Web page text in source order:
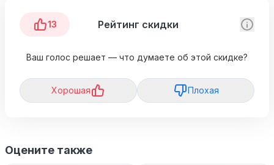
13 Рейтинг скидки
Ваш голос решает — что думаете об этой скидке?
Хорошая Плохая
Оцените также